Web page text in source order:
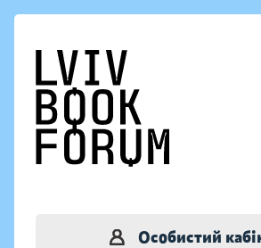
Особистий